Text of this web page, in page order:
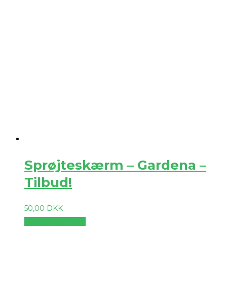
Sprøjteskærm – Gardena –
Tilbud!
50,00 DKK